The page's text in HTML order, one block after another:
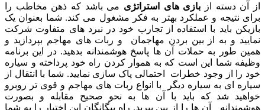
دسته ازبازی های استراتژیمی باشد که ذهن مخاطب را
و عملکرد بهتر به فکر مشغول می کند. شما بعنوان یک
باید با استفاده از تجارب خود در نبرد های متفاوت شرکت
و به از بین بردن مهاجمان و ربات های مهاجم بپردازید و
به حملات آن ها پاسخ هوشمندانه بدهید. در این برنامه
شما این است که به هموار کردن راه خود پرداخته و سیاره
از وجود خطرات احتمالی پاک سازی نمایید. شما با انتقال از
ای به سیاره دیگر با انواع ربات های مهاجم و قوی تر روبرو
شد که باید با آن ها به نحو صحیح مقابله و بصورت
آن ها را از بین ببرید. راه بیگانگان این اختیار را به شما